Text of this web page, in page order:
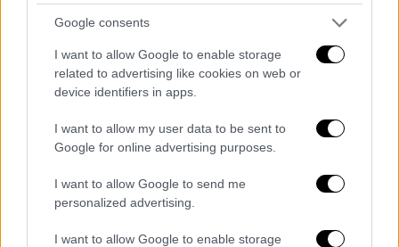
Google consents
I want to allow Google to enable storage
related to advertising like cookies on web or
device identifiers in apps.
I want to allow my user data to be sent to
Google for online advertising purposes.
I want to allow Google to send me
personalized advertising.
I want to allow Google to enable storage